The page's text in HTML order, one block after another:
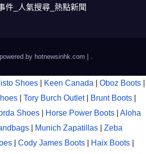
件_人氣搜尋_熱點新聞
by hotnewsinhk.com |
Shoes Keen Canada Oboz Boots
Tory Burch Outlet Brunt Boots
Shoes Horse Power Boots
Aloha
Munich Zapatillas
Zeba
Cody James Boots Haix Boots